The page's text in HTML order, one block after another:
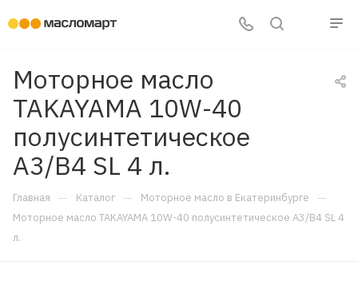
Моторное масло
TAKAYAMA 10W-40
полусинтетическое
A3/B4 SL 4 л.
Главная — Каталог — Моторное масло в Екатеринбурге —
Моторное масло TAKAYAMA 10W-40 полусинтетическое A3/B4 SL 4
л.